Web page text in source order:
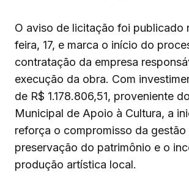
O aviso de licitação foi publicado
feira, 17, e marca o início do
contratação da empresa
execução da obra. Com
de R$ 1.178.806,51, proveniente
Municipal de Apoio à Cultura, a
reforça o compromisso da gestão
preservação do patrimônio e o
produção artística local.